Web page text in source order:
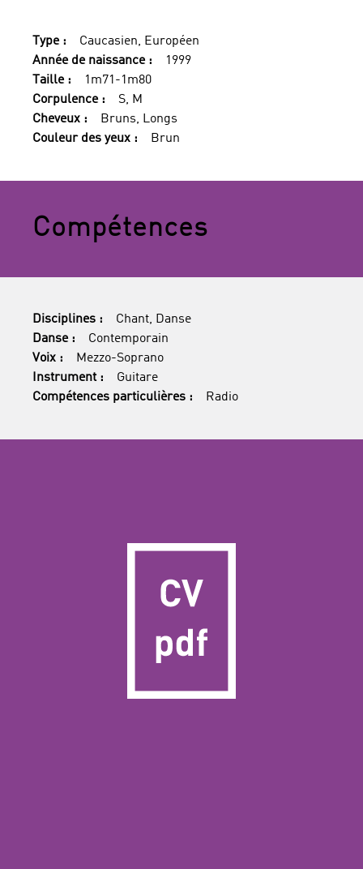
Type :
Caucasien, Européen
Année de naissance :
1999
Taille :
1m71-1m80
Corpulence :
S, M
Cheveux :
Bruns, Longs
Couleur des yeux :
Brun
Compétences
Disciplines :
Chant, Danse
Danse :
Contemporain
Voix :
Mezzo-Soprano
Instrument :
Guitare
Compétences particulières :
Radio